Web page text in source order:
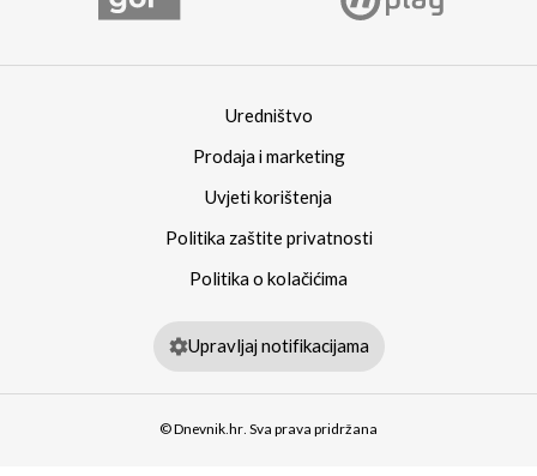
Uredništvo
Prodaja i marketing
Uvjeti korištenja
Politika zaštite privatnosti
Politika o kolačićima
Upravljaj notifikacijama
© Dnevnik.hr. Sva prava pridržana